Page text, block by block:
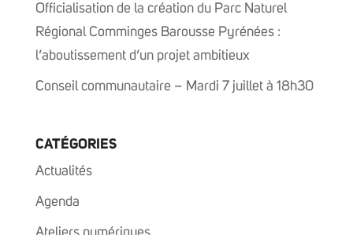
Officialisation de la création du Parc Naturel
Régional Comminges Barousse Pyrénées :
l’aboutissement d’un projet ambitieux
Conseil communautaire – Mardi 7 juillet à 18h30
CATÉGORIES
Actualités
Agenda